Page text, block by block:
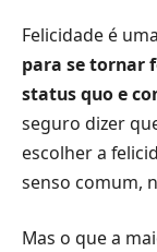
Felicidade é
para se tornar
status quo e
seguro dizer
escolher a
senso comum,
Mas o que a